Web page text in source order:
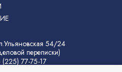
54/24
переписки)
77-75-17